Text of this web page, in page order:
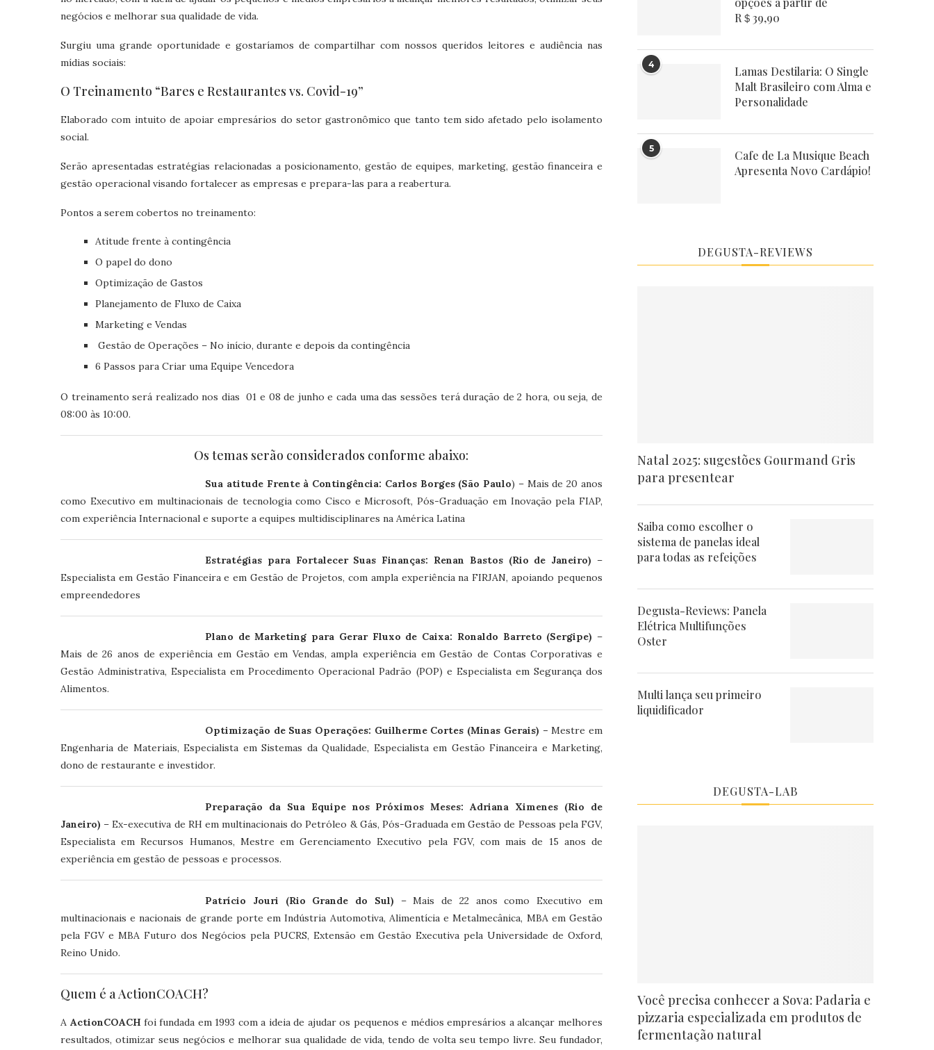
negócios e melhorar sua qualidade de vida.
Surgiu uma grande oportunidade e gostaríamos de compartilhar com nossos queridos leitores e audiência nas
mídias sociais:
O Treinamento “Bares e Restaurantes vs. Covid-19”
Elaborado com intuito de apoiar empresários do setor gastronômico que tanto tem sido afetado pelo isolamento
social.
Serão apresentadas estratégias relacionadas a posicionamento, gestão de equipes, marketing, gestão financeira e
gestão operacional visando fortalecer as empresas e prepara-las para a reabertura.
Pontos a serem cobertos no treinamento:
Atitude frente à contingência
O papel do dono
Optimização de Gastos
Planejamento de Fluxo de Caixa
Marketing e Vendas
Gestão de Operações – No início, durante e depois da contingência
6 Passos para Criar uma Equipe Vencedora
O treinamento será realizado nos dias 01 e 08 de junho e cada uma das sessões terá duração de 2 hora, ou seja, de
08:00 às 10:00.
Os temas serão considerados conforme abaixo:
Sua atitude Frente à Contingência: Carlos Borges (São Paulo) – Mais de 20 anos
como Executivo em multinacionais de tecnologia como Cisco e Microsoft, Pós-Graduação em Inovação pela FIAP,
com experiência Internacional e suporte a equipes multidisciplinares na América Latina
Estratégias para Fortalecer Suas Finanças: Renan Bastos (Rio de Janeiro) –
Especialista em Gestão Financeira e em Gestão de Projetos, com ampla experiência na FIRJAN, apoiando pequenos
empreendedores
Plano de Marketing para Gerar Fluxo de Caixa: Ronaldo Barreto (Sergipe) –
Mais de 26 anos de experiência em Gestão em Vendas, ampla experiência em Gestão de Contas Corporativas e
Gestão Administrativa, Especialista em Procedimento Operacional Padrão (POP) e Especialista em Segurança dos
Alimentos.
Optimização de Suas Operações: Guilherme Cortes (Minas Gerais) – Mestre em
Engenharia de Materiais, Especialista em Sistemas da Qualidade, Especialista em Gestão Financeira e Marketing,
dono de restaurante e investidor.
Preparação da Sua Equipe nos Próximos Meses: Adriana Ximenes (Rio de
Janeiro) – Ex-executiva de RH em multinacionais do Petróleo & Gás, Pós-Graduada em Gestão de Pessoas pela FGV,
Especialista em Recursos Humanos, Mestre em Gerenciamento Executivo pela FGV, com mais de 15 anos de
experiência em gestão de pessoas e processos.
Patrício Jouri (Rio Grande do Sul) – Mais de 22 anos como Executivo em
multinacionais e nacionais de grande porte em Indústria Automotiva, Alimentícia e Metalmecânica, MBA em Gestão
pela FGV e MBA Futuro dos Negócios pela PUCRS, Extensão em Gestão Executiva pela Universidade de Oxford,
Reino Unido.
Quem é a ActionCOACH?
A ActionCOACH foi fundada em 1993 com a ideia de ajudar os pequenos e médios empresários a alcançar melhores
resultados, otimizar seus negócios e melhorar sua qualidade de vida, tendo de volta seu tempo livre. Seu fundador,
R＄39,90
4
Lamas Destilaria: O Single
Malt Brasileiro com Alma e
Personalidade
5
Cafe de La Musique Beach
Apresenta Novo Cardápio!
DEGUSTA-REVIEWS
Natal 2025: sugestões Gourmand Gris
para presentear
Saiba como escolher o
sistema de panelas ideal
para todas as refeições
Degusta-Reviews: Panela
Elétrica Multifunções
Oster
Multi lança seu primeiro
liquidificador
DEGUSTA-LAB
Você precisa conhecer a Sova: Padaria e
pizzaria especializada em produtos de
fermentação natural